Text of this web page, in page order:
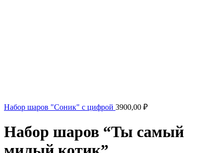
Набор шаров "Соник" с цифрой 3900,00 ₽
Набор шаров “Ты самый